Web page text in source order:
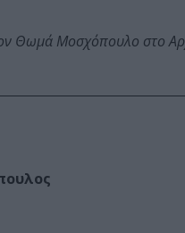
Θωμά Μοσχόπουλο στο